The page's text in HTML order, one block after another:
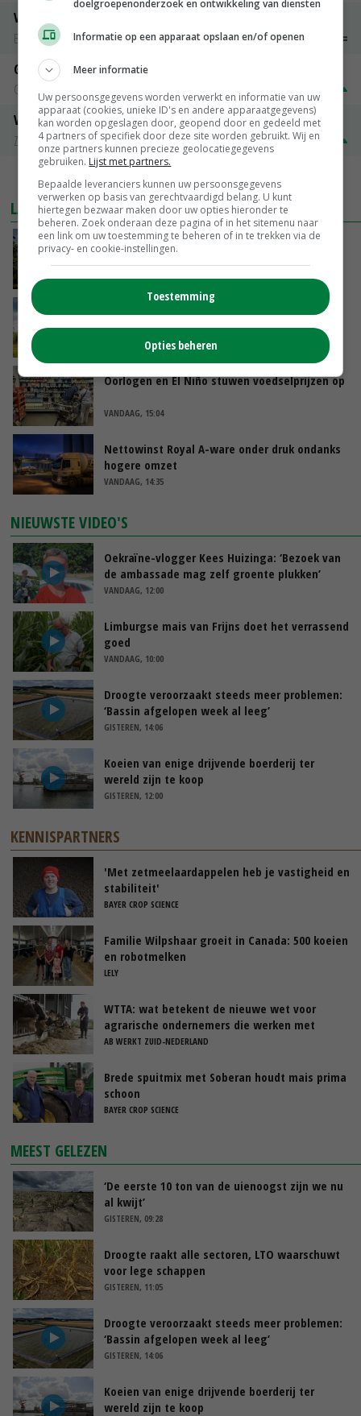
Vleeskuikens 2001-2600 gr
Barneveld
€ 1,09~ € 1,11
Gerst
Groningen
€ 197,00
Volle melkpoeder
Zuivel NL
€ 345,00 € 20,00
MEER MARKTPRIJZEN
LAATSTE NIEUWS
Kamervragen over onttrekkingsverbod,
minister spreekt van ‘ondernemersrisico’
‘Rendement van Krullvarkens komt van de
overkant’
VANDAAG, 15:30
Oorlogen en El Niño stuwen voedselprijzen op
VANDAAG, 15:04
Nettowinst Royal A-ware onder druk ondanks
hogere omzet
VANDAAG, 14:35
NIEUWSTE VIDEO'S
Oekraïne-vlogger Kees Huizinga: ‘Bezoek van
de ambassade mag zelf groente plukken’
VANDAAG, 12:00
Limburgse mais van Frijns doet het verrassend
goed
VANDAAG, 10:00
Droogte veroorzaakt steeds meer problemen:
‘Bassin afgelopen week al leeg’
GISTEREN, 14:06
Koeien van enige drijvende boerderij ter
wereld zijn te koop
GISTEREN, 12:00
KENNISPARTNERS
'Met zetmeelaardappelen heb je vastigheid en
stabiliteit'
BAYER CROP SCIENCE
Familie Wilpshaar groeit in Canada: 500 koeien
en robotmelken
LELY
WTTA: wat betekent de nieuwe wet voor
agrarische ondernemers die werken met
uitzendkrachten?
AB WERKT ZUID-NEDERLAND
Brede spuitmix met Soberan houdt mais prima
schoon
BAYER CROP SCIENCE
MEEST GELEZEN
‘De eerste 10 ton van de uienoogst zijn we nu
al kwijt’
GISTEREN, 09:28
Droogte raakt alle sectoren, LTO waarschuwt
voor lege schappen
GISTEREN, 11:05
Droogte veroorzaakt steeds meer problemen:
‘Bassin afgelopen week al leeg’
GISTEREN, 14:06
Koeien van enige drijvende boerderij ter
wereld zijn te koop
doelgroepenonderzoek en ontwikkeling van diensten
Informatie op een apparaat opslaan en/of openen
Meer informatie
Uw persoonsgegevens worden verwerkt en informatie van uw
apparaat (cookies, unieke ID's en andere apparaatgegevens)
kan worden opgeslagen door, geopend door en gedeeld met
4 partners of specifiek door deze site worden gebruikt. Wij en
onze partners kunnen precieze geolocatiegegevens
gebruiken. Lijst met partners.
Bepaalde leveranciers kunnen uw persoonsgegevens
verwerken op basis van gerechtvaardigd belang. U kunt
hiertegen bezwaar maken door uw opties hieronder te
beheren. Zoek onderaan deze pagina of in het sitemenu naar
een link om uw toestemming te beheren of in te trekken via de
privacy- en cookie-instellingen.
Toestemming
Opties beheren